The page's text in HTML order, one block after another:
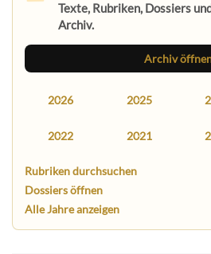
Texte, Rubriken, Dossiers
Archiv.
Archiv
2026 2025
2022 2021
Rubriken durchsuchen
Dossiers öffnen
Alle Jahre anzeigen